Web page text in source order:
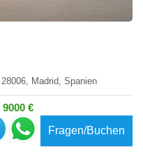
Madrid, Spanien
€
Fragen/Buchen